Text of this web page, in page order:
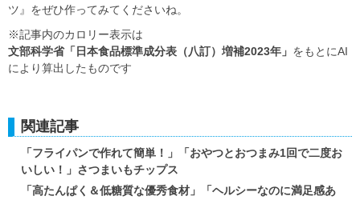
ツ』をぜひ作ってみてくださいね。
※記事内のカロリー表示は
文部科学省「日本食品標準成分表（八訂）増補2023年」 をもとにAI
により算出したものです
関連記事
「フライパンで作れて簡単！」「おやつとおつまみ1回で二度お
いしい！」さつまいもチップス
「高たんぱく＆低糖質な優秀食材」「ヘルシーなのに満足感あ